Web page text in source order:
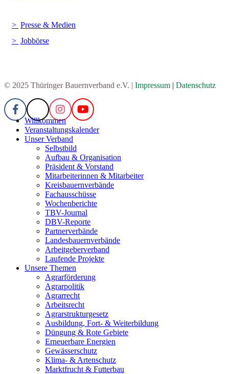
Presse & Medien
Jobbörse
© 2025 Thüringer Bauernverband e.V. | Impressum | Datenschutz
Willkommen
Veranstaltungskalender
Unser Verband
Selbstbild
Aufbau & Organisation
Präsident & Vorstand
Mitarbeiterinnen & Mitarbeiter
Kreisbauernverbände
Fachausschüsse
Wochenberichte
TBV-Journal
DBV-Reporte
Partnerverbände
Landesbauernverbände
Arbeitgeberverband
Laufende Projekte
Unsere Themen
Agrarförderung
Agrarpolitik
Agrarrecht
Arbeitsrecht
Agrarstrukturgesetz
Ausbildung, Fort- & Weiterbildung
Düngung & Rote Gebiete
Erneuerbare Energien
Gewässerschutz
Klima- & Artenschutz
Marktfrucht & Futterbau